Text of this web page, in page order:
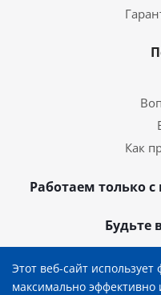
Как
Работаем только
Будьте
Этот веб-сайт
максимально эффективно